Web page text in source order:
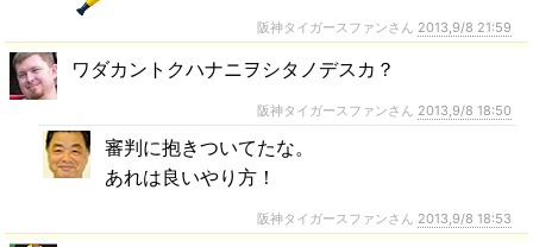
阪神タイガースファンさん 2013,9/8 21:59
ワダカントクハナニヲシタノデスカ？
阪神タイガースファンさん 2013,9/8 18:50
審判に抱きついてたな。
あれは良いやり方！
阪神タイガースファンさん 2013,9/8 18:53